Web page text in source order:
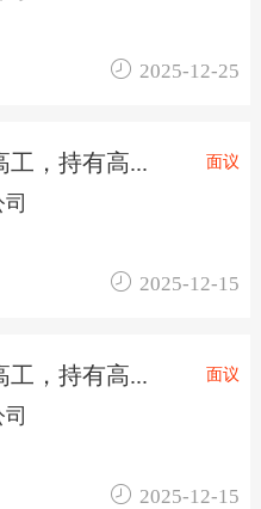
 2025-12-25
工，持有高... 面议
 2025-12-15
工，持有高... 面议
 2025-12-15